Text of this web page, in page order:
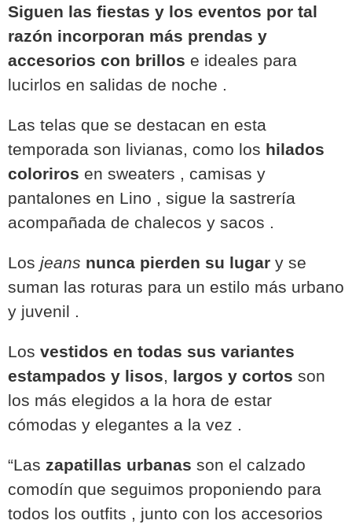
Siguen las fiestas y los eventos por tal
razón incorporan más prendas y
accesorios con brillos e ideales para
lucirlos en salidas de noche .
Las telas que se destacan en esta
temporada son livianas, como los hilados
coloriros en sweaters , camisas y
pantalones en Lino , sigue la sastrería
acompañada de chalecos y sacos .
Los jeans nunca pierden su lugar y se
suman las roturas para un estilo más urbano
y juvenil .
Los vestidos en todas sus variantes
estampados y lisos, largos y cortos son
los más elegidos a la hora de estar
cómodas y elegantes a la vez .
“Las zapatillas urbanas son el calzado
comodín que seguimos proponiendo para
todos los outfits , junto con los accesorios